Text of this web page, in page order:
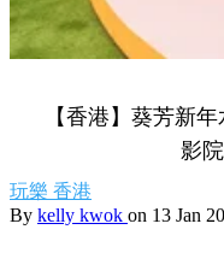
【香港】葵芳新
影
玩樂 香港
By kelly kwok on 13 Jan